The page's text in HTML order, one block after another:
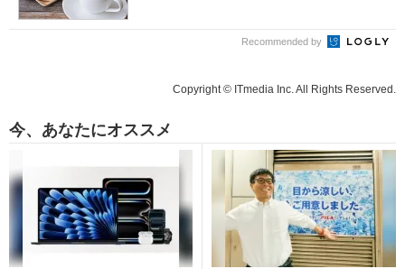
Recommended by
Copyright © ITmedia Inc. All Rights Reserved.
今、あなたにオススメ